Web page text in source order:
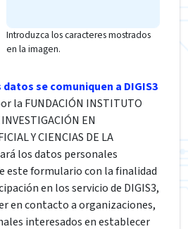
Introduzca los caracteres mostrados
en la imagen.
se comuniquen a DIGIS3
la FUNDACIÓN INSTITUTO
EN
Y CIENCIAS DE LA
los datos personales
este formulario con la finalidad
en los servicio de DIGIS3,
en contacto a organizaciones,
interesados en establecer